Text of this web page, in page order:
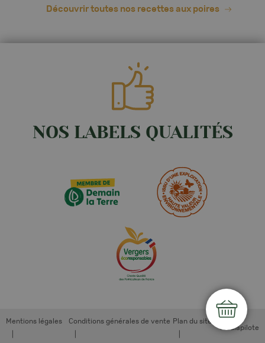
Découvrir toutes nos recettes aux poires
NOS LABELS QUALITÉS
Mentions légales Conditions générales de vente Plan du site
Mediapilote